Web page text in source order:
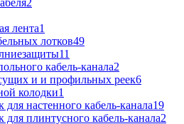
лента1
лотков49
11
кабель-канала2
и и профильных реек6
колодки1
настенного кабель-канала19
плинтусного кабель-канала2